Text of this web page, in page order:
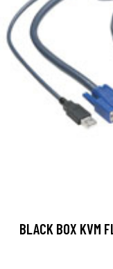
BLACK BOX KVM